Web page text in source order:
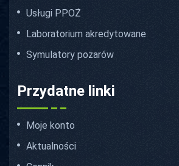
Usługi PPOŻ
Laboratorium akredytowane
Symulatory pożarów
Przydatne linki
Moje konto
Aktualności